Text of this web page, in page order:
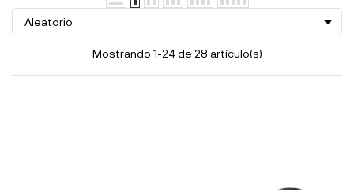
Aleatorio 
Mostrando 1-24 de 28 artículo(s)